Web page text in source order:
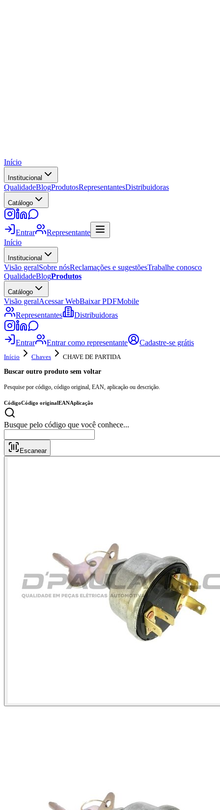
Início
Institucional
QualidadeBlogProdutosRepresentantesDistribuidoras
Catálogo
Entrar
Representante
Início
Institucional
Visão geralSobre nósReclamações e sugestõesTrabalhe conosco
QualidadeBlogProdutos
Catálogo
Visão geralAcessar WebBaixar PDFMobile
Representantes
Distribuidoras
Entrar Entrar como representante Cadastre-se grátis
Início Chaves
CHAVE DE PARTIDA
Buscar outro produto sem voltar
Pesquise por código, código original, EAN, aplicação ou descrição.
CódigoCódigo originalEANAplicação
Busque pelo código que você conhece
Escanear